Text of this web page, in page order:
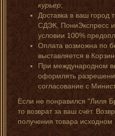
курьер;
Доставка в ваш город
СДЭК, ПониЭкспресс
условии 100%
Оплата возможна по
выставляется в
При международном
оформлять
согласование с
Если не понравился "Лиля
то возврат за ваш счёт.
получения товара